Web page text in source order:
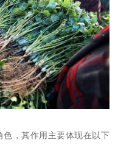
，其作用主要体现在以下